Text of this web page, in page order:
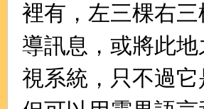
裡有，左三棵右
導訊息，或將此
視系統，只不過